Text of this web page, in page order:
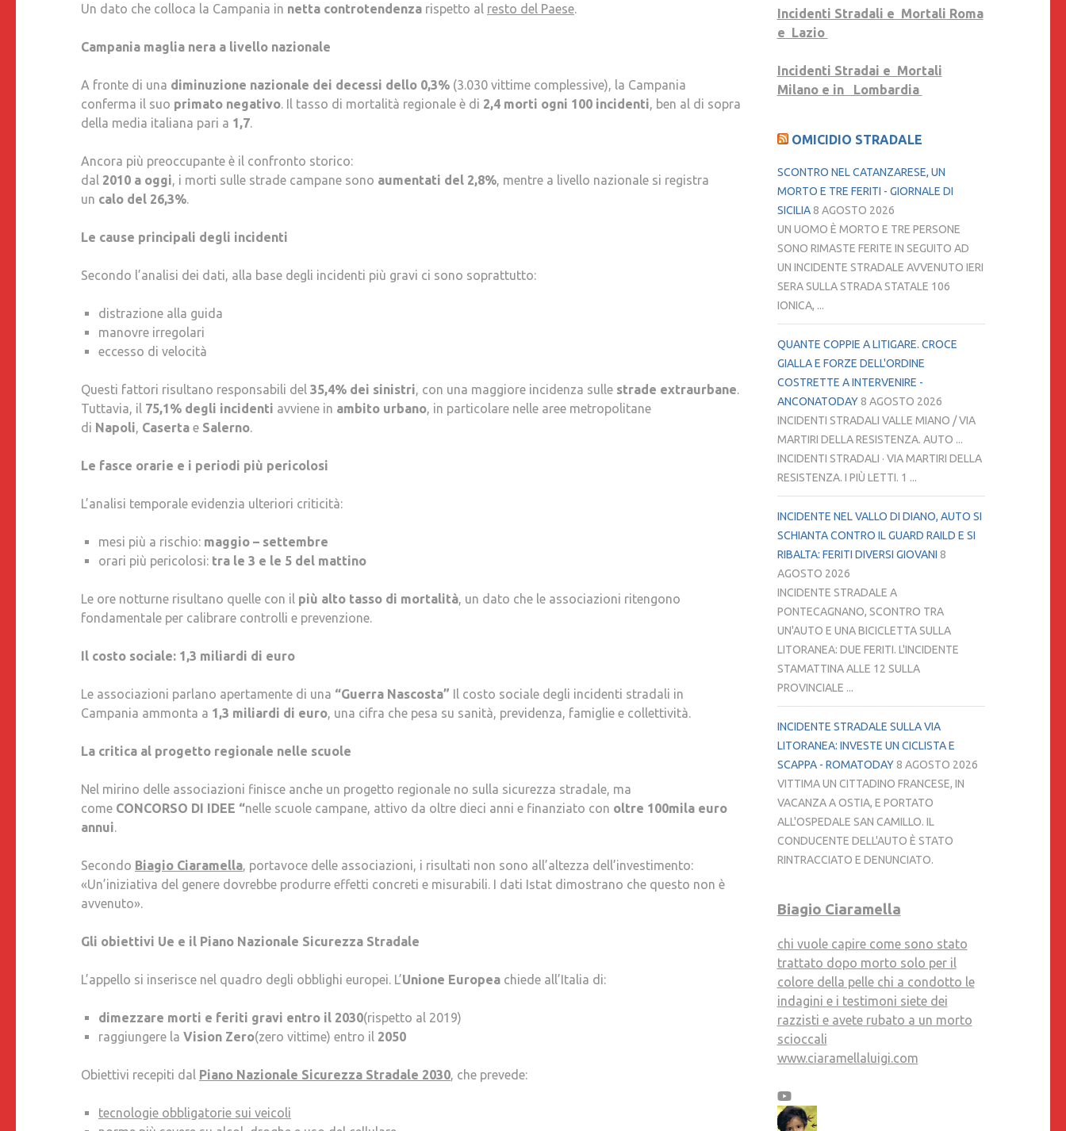
Un dato che colloca la Campania in netta controtendenza rispetto al resto del Paese.
Campania maglia nera a livello nazionale
A fronte di una diminuzione nazionale dei decessi dello 0,3% (3.030 vittime complessive), la Campania
conferma il suo primato negativo. Il tasso di mortalità regionale è di 2,4 morti ogni 100 incidenti, ben al di sopra
della media italiana pari a 1,7.
Ancora più preoccupante è il confronto storico:
dal 2010 a oggi, i morti sulle strade campane sono aumentati del 2,8%, mentre a livello nazionale si registra
un calo del 26,3%.
Le cause principali degli incidenti
Secondo l’analisi dei dati, alla base degli incidenti più gravi ci sono soprattutto:
distrazione alla guida
manovre irregolari
eccesso di velocità
Questi fattori risultano responsabili del 35,4% dei sinistri, con una maggiore incidenza sulle strade extraurbane.
Tuttavia, il 75,1% degli incidenti avviene in ambito urbano, in particolare nelle aree metropolitane
di Napoli, Caserta e Salerno.
Le fasce orarie e i periodi più pericolosi
L’analisi temporale evidenzia ulteriori criticità:
mesi più a rischio: maggio – settembre
orari più pericolosi: tra le 3 e le 5 del mattino
Le ore notturne risultano quelle con il più alto tasso di mortalità, un dato che le associazioni ritengono
fondamentale per calibrare controlli e prevenzione.
Il costo sociale: 1,3 miliardi di euro
Le associazioni parlano apertamente di una “Guerra Nascosta” Il costo sociale degli incidenti stradali in
Campania ammonta a 1,3 miliardi di euro, una cifra che pesa su sanità, previdenza, famiglie e collettività.
La critica al progetto regionale nelle scuole
Nel mirino delle associazioni finisce anche un progetto regionale no sulla sicurezza stradale, ma
come CONCORSO DI IDEE “nelle scuole campane, attivo da oltre dieci anni e finanziato con oltre 100mila euro
annui.
Secondo Biagio Ciaramella, portavoce delle associazioni, i risultati non sono all’altezza dell’investimento:
«Un’iniziativa del genere dovrebbe produrre effetti concreti e misurabili. I dati Istat dimostrano che questo non è
avvenuto».
Gli obiettivi Ue e il Piano Nazionale Sicurezza Stradale
L’appello si inserisce nel quadro degli obblighi europei. L’Unione Europea chiede all’Italia di:
dimezzare morti e feriti gravi entro il 2030(rispetto al 2019)
raggiungere la Vision Zero(zero vittime) entro il 2050
Obiettivi recepiti dal Piano Nazionale Sicurezza Stradale 2030, che prevede:
tecnologie obbligatorie sui veicoli
Incidenti Stradali e Mortali Roma
e Lazio
Incidenti Stradai e Mortali
Milano e in Lombardia
OMICIDIO STRADALE
SCONTRO NEL CATANZARESE, UN
MORTO E TRE FERITI - GIORNALE DI
SICILIA 8 AGOSTO 2026
UN UOMO È MORTO E TRE PERSONE
SONO RIMASTE FERITE IN SEGUITO AD
UN INCIDENTE STRADALE AVVENUTO IERI
SERA SULLA STRADA STATALE 106
IONICA, ...
QUANTE COPPIE A LITIGARE. CROCE
GIALLA E FORZE DELL'ORDINE
COSTRETTE A INTERVENIRE -
ANCONATODAY 8 AGOSTO 2026
INCIDENTI STRADALI VALLE MIANO / VIA
MARTIRI DELLA RESISTENZA. AUTO ...
INCIDENTI STRADALI · VIA MARTIRI DELLA
RESISTENZA. I PIÙ LETTI. 1 ...
INCIDENTE NEL VALLO DI DIANO, AUTO SI
SCHIANTA CONTRO IL GUARD RAILD E SI
RIBALTA: FERITI DIVERSI GIOVANI 8
AGOSTO 2026
INCIDENTE STRADALE A
PONTECAGNANO, SCONTRO TRA
UN'AUTO E UNA BICICLETTA SULLA
LITORANEA: DUE FERITI. L'INCIDENTE
STAMATTINA ALLE 12 SULLA
PROVINCIALE ...
INCIDENTE STRADALE SULLA VIA
LITORANEA: INVESTE UN CICLISTA E
SCAPPA - ROMATODAY 8 AGOSTO 2026
VITTIMA UN CITTADINO FRANCESE, IN
VACANZA A OSTIA, E PORTATO
ALL'OSPEDALE SAN CAMILLO. IL
CONDUCENTE DELL'AUTO È STATO
RINTRACCIATO E DENUNCIATO.
Biagio Ciaramella
chi vuole capire come sono stato
trattato dopo morto solo per il
colore della pelle chi a condotto le
indagini e i testimoni siete dei
razzisti e avete rubato a un morto
scioccali
www.ciaramellaluigi.com